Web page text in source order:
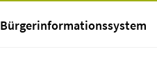
Bürgerinformationssystem